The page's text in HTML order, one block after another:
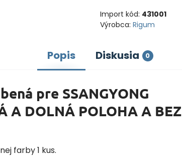
Import kód: 431001
Výrobca:Rigum
Popis Diskusia 0
pre SSANGYONG
A DOLNÁ POLOHA A BEZ
farby 1 kus.